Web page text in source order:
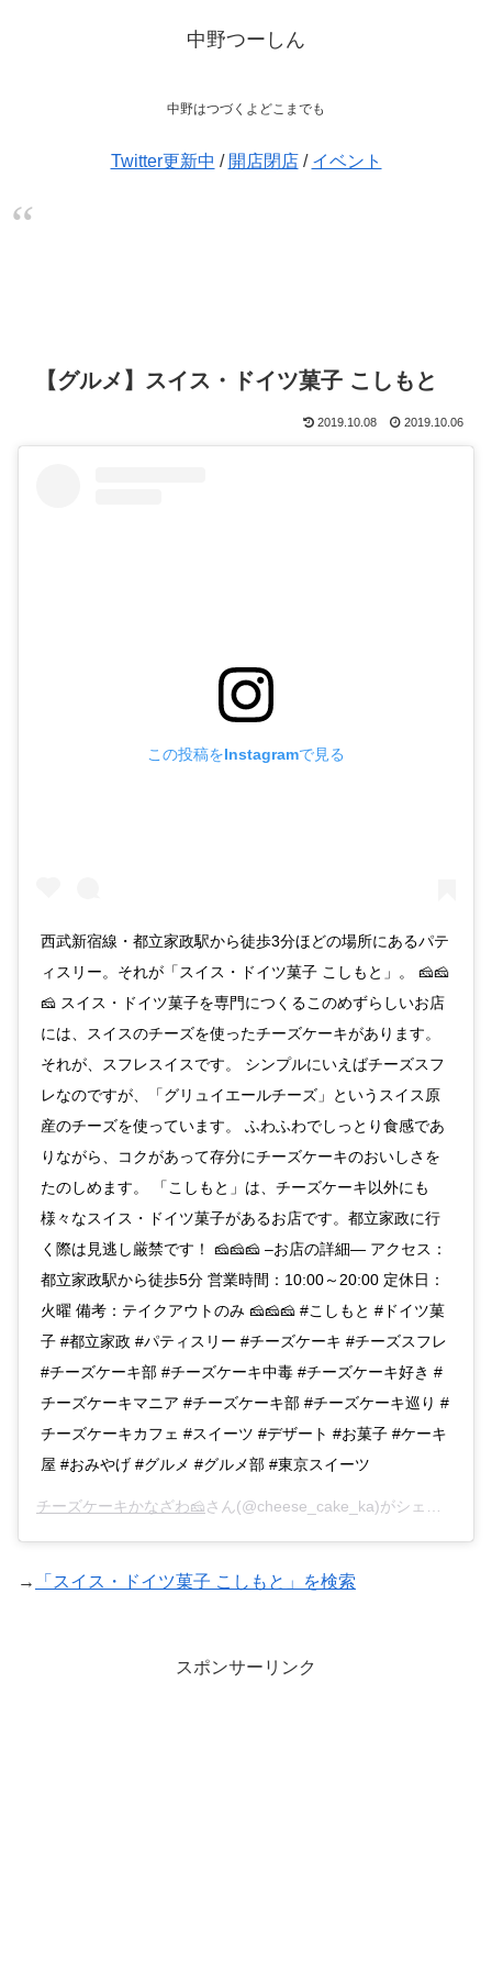
中野つーしん
中野はつづくよどこまでも
Twitter更新中 / 開店閉店/ イベント
【グルメ】スイス・ドイツ菓子 こしもと
2019.10.08 2019.10.06
この投稿をInstagramで見る
西武新宿線・都立家政駅から徒歩3分ほどの場所にあるパテ
ィスリー。それが「スイス・ドイツ菓子 こしもと」。 🧀🧀
🧀 スイス・ドイツ菓子を専門につくるこのめずらしいお店
には、スイスのチーズを使ったチーズケーキがあります。
それが、スフレスイスです。 シンプルにいえばチーズスフ
レなのですが、「グリュイエールチーズ」というスイス原
産のチーズを使っています。 ふわふわでしっとり食感であ
りながら、コクがあって存分にチーズケーキのおいしさを
たのしめます。 「こしもと」は、チーズケーキ以外にも
様々なスイス・ドイツ菓子があるお店です。都立家政に行
く際は見逃し厳禁です！ 🧀🧀🧀 –お店の詳細— アクセス：
都立家政駅から徒歩5分 営業時間：10:00～20:00 定休日：
火曜 備考：テイクアウトのみ 🧀🧀🧀 #こしもと #ドイツ菓
子 #都立家政 #パティスリー #チーズケーキ #チーズスフレ
#チーズケーキ部 #チーズケーキ中毒 #チーズケーキ好き #
チーズケーキマニア #チーズケーキ部 #チーズケーキ巡り #
チーズケーキカフェ #スイーツ #デザート #お菓子 #ケーキ
屋 #おみやげ #グルメ #グルメ部 #東京スイーツ
チーズケーキかなざわ🧀さん(@cheese_cake_ka)がシェアした投稿 –
→ 「スイス・ドイツ菓子 こしもと」を検索
スポンサーリンク